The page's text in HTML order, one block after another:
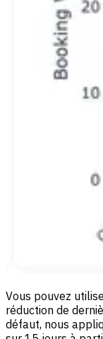
Vous pouvez
réduction de
défaut, nous